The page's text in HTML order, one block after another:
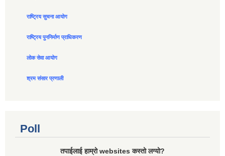
राष्ट्रिय सुचना आयोग
राष्ट्रिय पुननिर्माण प्राधिकरण
लोक सेवा आयोग
श्रम संसार प्रणाली
Poll
तपाईलाई हाम्रो websites कस्तो लग्यो?